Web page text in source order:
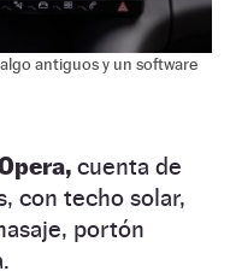
antiguos y un software
cuenta de
con techo solar,
portón